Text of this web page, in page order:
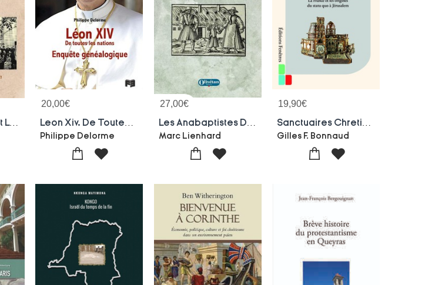
Le Methodisme Et Les Protestants De France : (1791-2006)
20,00€
Philippe Delorme
27,00€
Marc Lienhard
19,90€
Gilles F. Bonnaud